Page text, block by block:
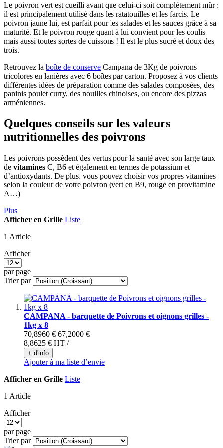
Le poivron vert est cueilli avant que celui-ci soit complétement mûr :
il est principalement utilisé dans les ratatouilles et les farcis. Le
poivron jaune lui, est parfait pour les salades et les sauces grâce à sa
maturité. Et le poivron rouge quant à lui convient pour les coulis
mais aussi toutes sortes de cuissons ! Il est le plus sucré et doux des
trois.
Retrouvez la boîte de conserve Campana de 3Kg de poivrons
tricolores en lanières avec 6 boîtes par carton. Proposez à vos clients
différentes idées de préparation comme des salades composées, des
paninis poulet curry, des nouilles chinoises, ou encore des pizzas
arméniennes.
Quelques conseils sur les valeurs
nutritionnelles des poivrons
Les poivrons possèdent des vertus pour la santé avec son large taux
de vitamines C, B6 et également en termes de potassium et
d’antioxydants. De plus, vous pouvez choisir vos propres vitamines
selon la couleur de votre poivron (vert en B9, rouge en provitamine
A…)
Plus
Afficher en Grille Liste
1 Article
Afficher
par page
Trier par
CAMPANA - barquette de Poivrons et oignons grilles -
1kg x 8
70,8960 € 67,2000 €
8,8625 € HT /
+ d'info
Ajouter à ma liste d’envie
Afficher en Grille Liste
1 Article
Afficher
par page
Trier par